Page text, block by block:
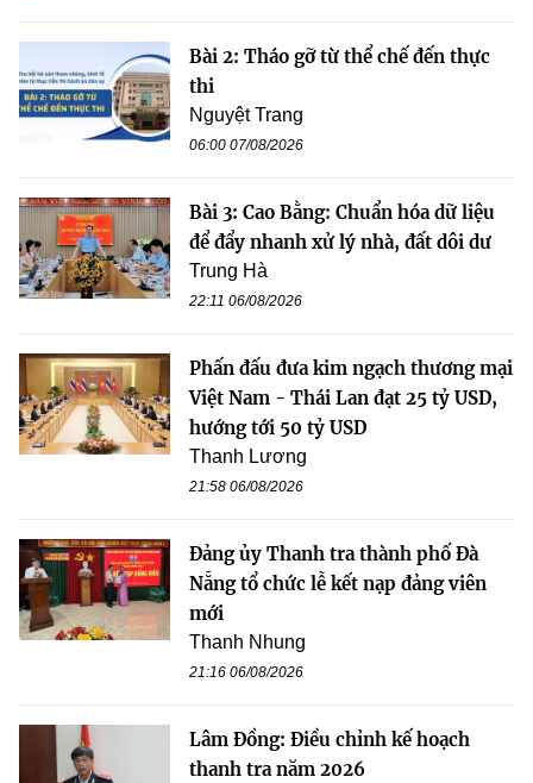
Bài 2: Tháo gỡ từ thể chế đến thực
thi
Nguyệt Trang
06:00 07/08/2026
Bài 3: Cao Bằng: Chuẩn hóa dữ liệu
để đẩy nhanh xử lý nhà, đất dôi dư
Trung Hà
22:11 06/08/2026
Phấn đấu đưa kim ngạch thương mại
Việt Nam - Thái Lan đạt 25 tỷ USD,
hướng tới 50 tỷ USD
Thanh Lương
21:58 06/08/2026
Đảng ủy Thanh tra thành phố Đà
Nẵng tổ chức lễ kết nạp đảng viên
mới
Thanh Nhung
21:16 06/08/2026
Lâm Đồng: Điều chỉnh kế hoạch
thanh tra năm 2026